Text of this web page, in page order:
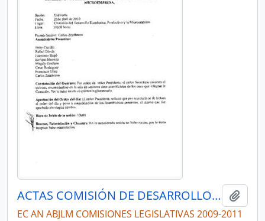
ACTAS COMISIÓN DE DESARROLLO ECONÓMICO, PRODUCTIVO Y LA MICROEMPRESA
EC AN ABJLM COMISIONES LEGISLATIVAS 2009-2011